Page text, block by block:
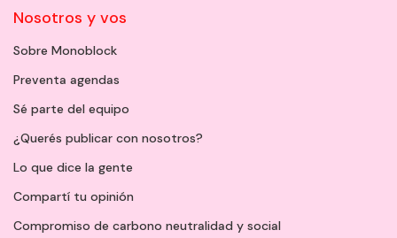
Nosotros y vos
Sobre Monoblock
Preventa agendas
Sé parte del equipo
¿Querés publicar con nosotros?
Lo que dice la gente
Compartí tu opinión
Compromiso de carbono neutralidad y social